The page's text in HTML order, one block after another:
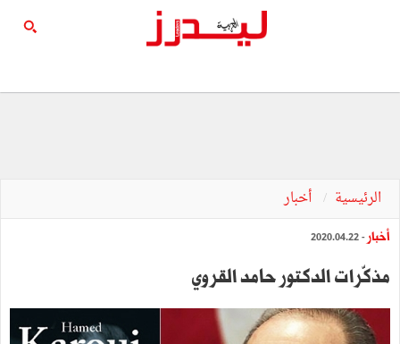
الرئيسية أخبار
أخبار - 2020.04.22
مذكّرات الدكتور حامد القروي